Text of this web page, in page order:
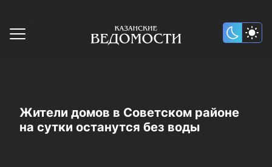
Жители домов в Советском районе
на сутки останутся без воды